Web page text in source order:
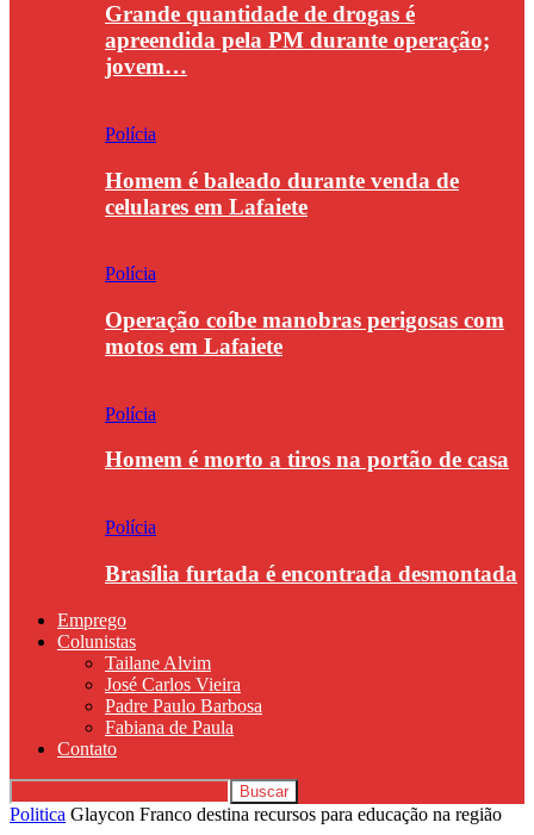
Grande quantidade de drogas é
apreendida pela PM durante operação;
jovem…
Polícia
Homem é baleado durante venda de
celulares em Lafaiete
Polícia
Operação coíbe manobras perigosas com
motos em Lafaiete
Polícia
Homem é morto a tiros na portão de casa
Polícia
Brasília furtada é encontrada desmontada
Emprego
Colunistas
Tailane Alvim
José Carlos Vieira
Padre Paulo Barbosa
Fabiana de Paula
Contato
Politica Glaycon Franco destina recursos para educação na região